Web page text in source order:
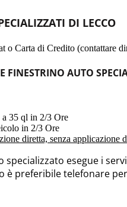
DI LECCO
o Carta di Credito (contattare
FINESTRINO AUTO
a 35 ql in 2/3 Ore
in 2/3 Ore
diretta, senza applicazione
esegue i
è preferibile telefonare